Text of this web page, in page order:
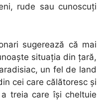
rude sau cunoscuţi
sugerează că mai
situaţia din ţară,
un fel de land
cei care călătoresc şi
treia care îşi cheltuie